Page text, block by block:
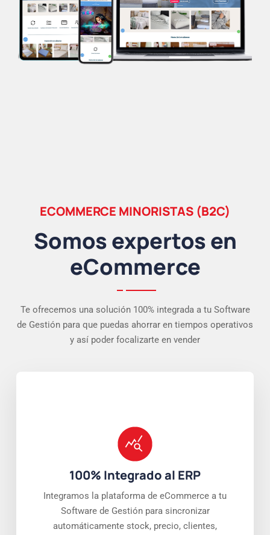
ECOMMERCE MINORISTAS (B2C)
Somos expertos en
eCommerce
Te ofrecemos una solución 100% integrada a tu Software
de Gestión para que puedas ahorrar en tiempos operativos
y así poder focalizarte en vender
100% Integrado al ERP
Integramos la plataforma de eCommerce a tu
Software de Gestión para sincronizar
automáticamente stock, precio, clientes,